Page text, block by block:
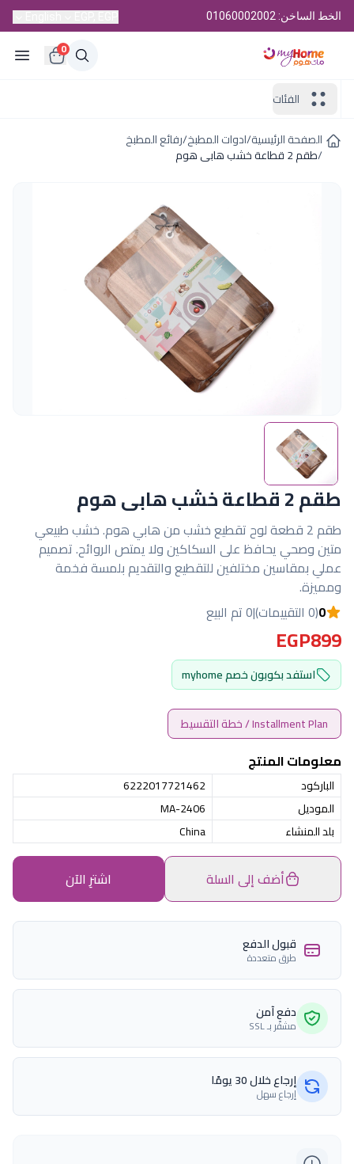
الخط الساخن: 01060002002
0
الفئات
الصفحة الرئيسية/ادوات المطبخ/رفائع المطبخ
/طقم 2 قطاعة خشب هابى هوم
طقم 2 قطاعة خشب هابى هوم
طقم 2 قطعة لوح تقطيع خشب من هابي هوم. خشب طبيعي
متين وصحي يحافظ على السكاكين ولا يمتص الروائح. تصميم
عملي بمقاسين مختلفين للتقطيع والتقديم بلمسة فخمة
ومميزة.
0(0 التقييمات) |0 تم البيع
EGP899
استفد بكوبون خصم myhome
Installment Plan / خطة التقسيط
معلومات المنتج
الباركود
6222017721462
الموديل
MA-2406
بلد المنشاء
China
أضف إلى السلة اشترِ الآن
قبول الدفع
طرق متعددة
دفع آمن
مشفّر بـ SSL
إرجاع خلال 30 يومًا
إرجاع سهل